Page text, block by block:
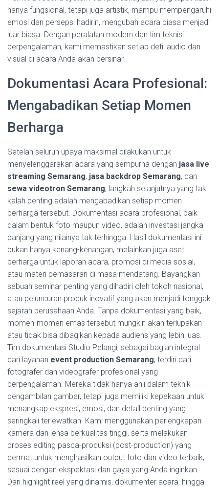
hanya fungsional, tetapi juga artistik, mampu mempengaruhi
emosi dan persepsi hadirin, mengubah acara biasa menjadi
luar biasa. Dengan peralatan modern dan tim teknisi
berpengalaman, kami memastikan setiap detil audio dan
visual di acara Anda akan bersinar.
Dokumentasi Acara Profesional:
Mengabadikan Setiap Momen
Berharga
Setelah seluruh upaya maksimal dilakukan untuk
menyelenggarakan acara yang sempurna dengan jasa live
streaming Semarang, jasa backdrop Semarang, dan
sewa videotron Semarang, langkah selanjutnya yang tak
kalah penting adalah mengabadikan setiap momen
berharga tersebut. Dokumentasi acara profesional, baik
dalam bentuk foto maupun video, adalah investasi jangka
panjang yang nilainya tak terhingga. Hasil dokumentasi ini
bukan hanya kenang-kenangan, melainkan juga aset
berharga untuk laporan acara, promosi di media sosial,
atau materi pemasaran di masa mendatang. Bayangkan
sebuah seminar penting yang dihadiri oleh tokoh nasional,
atau peluncuran produk inovatif yang akan menjadi tonggak
sejarah perusahaan Anda. Tanpa dokumentasi yang baik,
momen-momen emas tersebut mungkin akan terlupakan
atau tidak bisa dibagikan kepada audiens yang lebih luas.
Tim dokumentasi Studio Pelangi, sebagai bagian integral
dari layanan event production Semarang, terdiri dari
fotografer dan videografer profesional yang
berpengalaman. Mereka tidak hanya ahli dalam teknik
pengambilan gambar, tetapi juga memiliki kepekaan untuk
menangkap ekspresi, emosi, dan detail penting yang
seringkali terlewatkan. Kami menggunakan perlengkapan
kamera dan lensa berkualitas tinggi, serta melakukan
proses editing pasca-produksi (post-production) yang
cermat untuk menghasilkan output foto dan video terbaik,
sesuai dengan ekspektasi dan gaya yang Anda inginkan.
Dari highlight reel yang dinamis, dokumenter acara, hingga